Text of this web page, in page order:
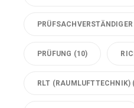
PRÜFSACHVERSTÄNDIGER
PRÜFUNG (10)
RLT (RAUMLUFTTECHNIK)